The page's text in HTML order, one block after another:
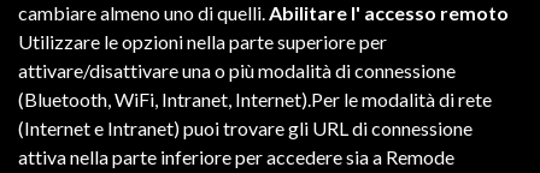
cambiarealmenounodiquelli.Abilitare l' accesso remoto
Utilizzare leopzioninellapartesuperioreper
attivare/disattivareunaopiùmodalitàdiconnessione
(Bluetooth,WiFi, Intranet, Internet).Per lemodalitàdirete
(Internete Intranet)puoi trovaregli URLdiconnessione
attivanellaparte inferioreperaccederesiaa Remode